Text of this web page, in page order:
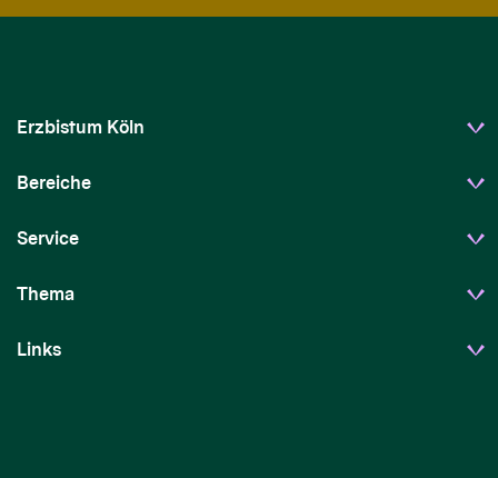
Erzbistum Köln
Bereiche
Service
Thema
Links